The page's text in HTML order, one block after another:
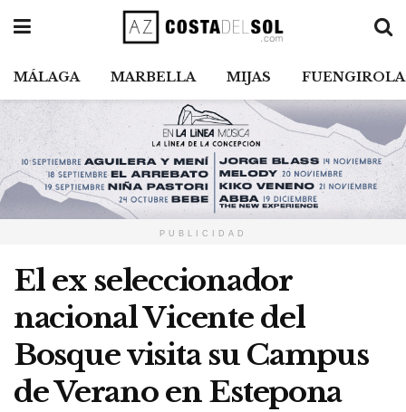
MÁLAGA MARBELLA MIJAS FUENGIROLA
PUBLICIDAD
El ex seleccionador
nacional Vicente del
Bosque visita su Campus
de Verano en Estepona